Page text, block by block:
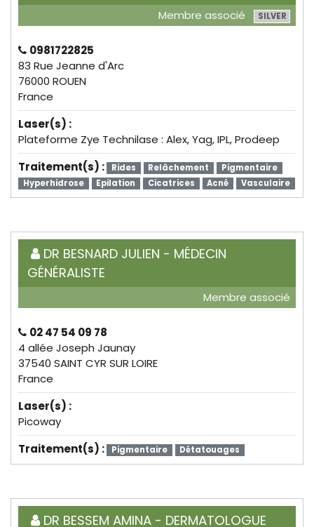
Membre associé SILVER
0981722825
83 Rue Jeanne d'Arc
76000 ROUEN
France
Laser(s) :
Plateforme Zye Technilase : Alex, Yag, IPL, Prodeep
Traitement(s) :
Rides Relâchement
Pigmentaire
Hyperhidrose
Epilation Cicatrices Acné Vasculaire
DR BESNARD JULIEN - MÉDECIN
GÉNÉRALISTE
Membre associé
02 47 54 09 78
4 allée Joseph Jaunay
37540 SAINT CYR SUR LOIRE
France
Laser(s) :
Picoway
Traitement(s) :
Pigmentaire Détatouages
DR BESSEM AMINA - DERMATOLOGUE